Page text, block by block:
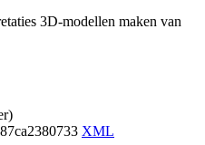
3D-modellen maken van
XML